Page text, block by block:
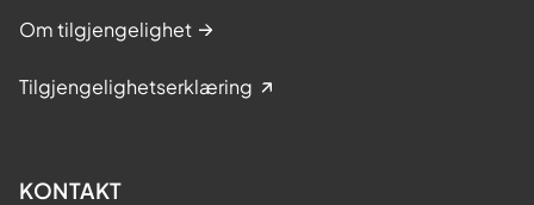
Om tilgjengelighet
Tilgjengelighetserklæring
KONTAKT